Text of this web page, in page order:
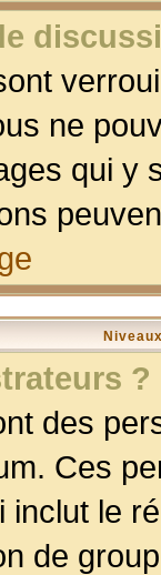
ne
qui y
?
des
Ces
le
de